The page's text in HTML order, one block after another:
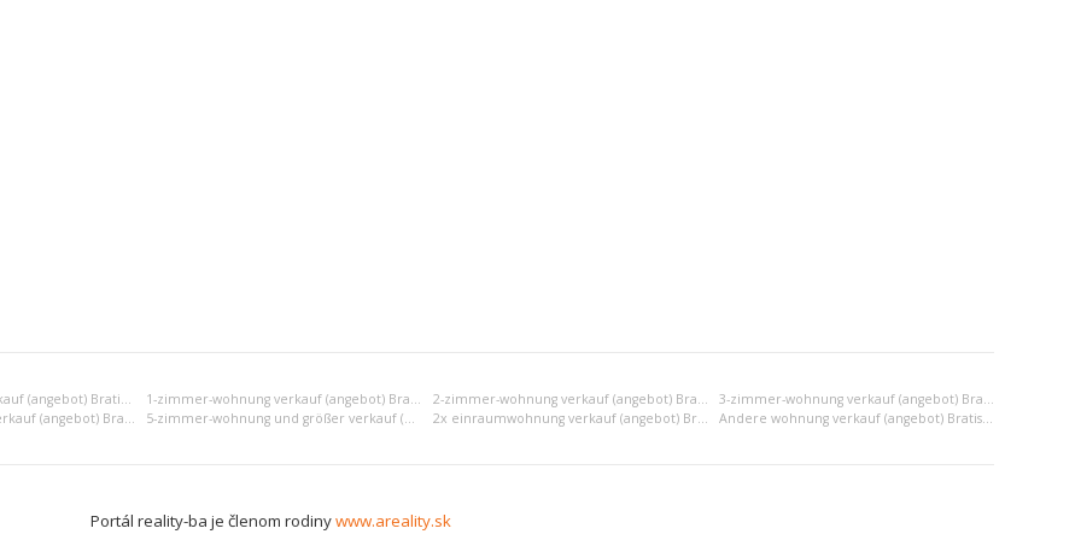
Einraumwohnung verkauf (angebot) Bratislava I 1-zimmer-wohnung verkauf (angebot) Bratislava I 2-zimmer-wohnung verkauf (angebot) Bratislava I
3-zimmer-wohnung verkauf (angebot) Bratislava I
4-zimmer-wohnung verkauf (angebot) Bratislava I
5-zimmer-wohnung und größer verkauf (angebot) Bratislava I 2x einraumwohnung verkauf (angebot) Bratislava I Andere wohnung verkauf (angebot) Bratislava I
Portál reality-ba je členom rodinywww.areality.sk